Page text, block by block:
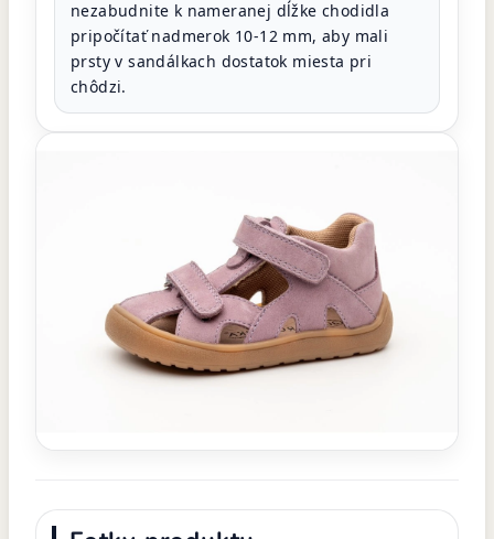
nezabudnite k nameranej dĺžke chodidla
pripočítať nadmerok 10-12 mm, aby mali
prsty v sandálkach dostatok miesta pri
chôdzi.